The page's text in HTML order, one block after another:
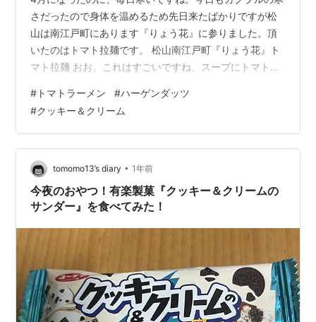
さだったので身体を温めるため先日来たばかりですが松
山は南江戸町にあります『りょう花』に参りました。頂
いたのはトマト拉麺です。 松山南江戸町『りょう花』ト
マト拉麺 おお、これはすごいですね。スープにトマトの
から小麦粉の麺とトマトって鉄板の組み合わせですよ
ね。としては、フレッシュトマト、ベーコン、白髪ネ
ギ、水菜でしょうか。ベーコンはトマトと合わせるため
ですね。もはや、完全にスープパスタって感じの組み合
わせですね。フレッシュトマト、白髪ネギと水菜は、味
の濃いスープにさっぱり感を与えるためでしょうか。…
# トマトラーメン #ハーゲンダッツ
#クッキー＆クリーム
tomomo13’s diary • 1年前
今夜のおやつ！有楽製菓『クッキー＆クリームの
サンダー』を食べてみた！